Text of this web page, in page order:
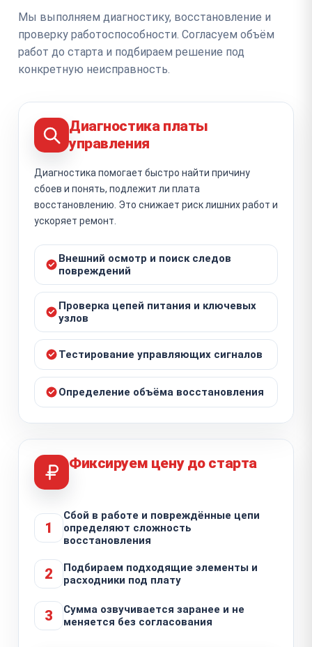
Мы выполняем диагностику, восстановление и
проверку работоспособности. Согласуем объём
работ до старта и подбираем решение под
конкретную неисправность.
Диагностика платы
управления
Диагностика помогает быстро найти причину
сбоев и понять, подлежит ли плата
восстановлению. Это снижает риск лишних работ и
ускоряет ремонт.
Внешний осмотр и поиск следов
повреждений
Проверка цепей питания и ключевых
узлов
Тестирование управляющих сигналов
Определение объёма восстановления
Фиксируем цену до старта
1
Сбой в работе и повреждённые цепи
определяют сложность
восстановления
2
Подбираем подходящие элементы и
расходники под плату
3
Сумма озвучивается заранее и не
меняется без согласования